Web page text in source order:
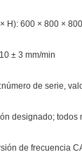
H): 600 × 800 ×
± 3 mm/min
de serie,
designado; todos
de frecuencia